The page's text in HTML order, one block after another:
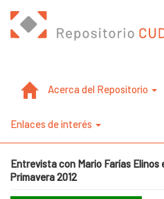
Acerca del Repositorio
Enlaces de interés
Entrevista con Mario Farías Elinos
Primavera 2012